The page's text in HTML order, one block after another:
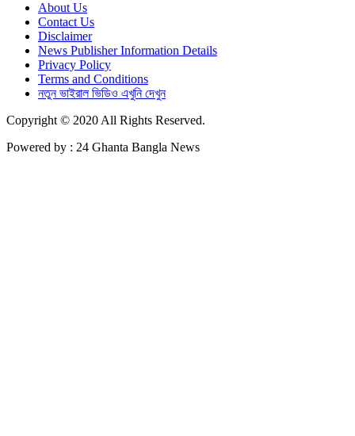
About Us
Contact Us
Disclaimer
News Publisher Information Details
Privacy Policy
Terms and Conditions
নতুন ভাইরাল ভিডিও এখুনি দেখুন
Copyright © 2020 All Rights Reserved.
Powered by : 24 Ghanta Bangla News